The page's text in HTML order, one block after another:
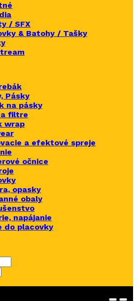
/ SFX
& Batohy / Tašky
Pásky
na pásky
a filtre
wrap
a efektové spreje
očnice
opasky
obaly
napájanie
do placovky